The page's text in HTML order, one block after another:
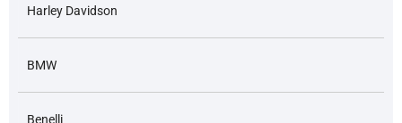
Harley Davidson
BMW
Benelli